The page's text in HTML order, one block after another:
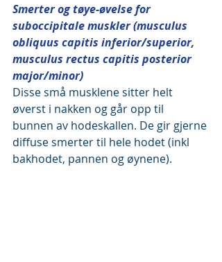
Smerter og tøye-øvelse for
suboccipitale muskler (musculus
obliquus capitis inferior/superior,
musculus rectus capitis posterior
major/minor)
Disse små musklene sitter helt
øverst i nakken og går opp til
bunnen av hodeskallen. De gir gjerne
diffuse smerter til hele hodet (inkl
bakhodet, pannen og øynene).